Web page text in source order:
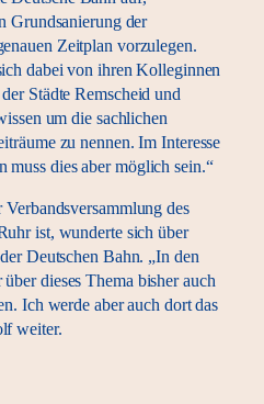
Grundsanierung der
Zeitplan vorzulegen.
dabei von ihren Kolleginnen
Städte Remscheid und
um die sachlichen
zu nennen. Im Interesse
dies aber möglich sein.“
des
ist, wunderte sich über
Deutschen Bahn. „In den
dieses Thema bisher auch
Ich werde aber auch dort das
weiter.